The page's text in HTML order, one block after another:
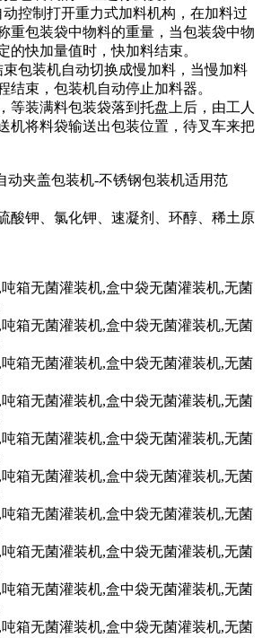
控制打开重力式加料机构，在加料过
重包装袋中物料的重量，当包装袋中物
的快加量值时，快加料结束。
包装机自动切换成慢加料，当慢加料
结束，包装机自动停止加料器。
等装满料包装袋落到托盘上后，由工人
机将料袋输送出包装位置，待叉车来把
动夹盖包装机-不锈钢包装机适用范
酸钾、氯化钾、速凝剂、环醇、稀土原